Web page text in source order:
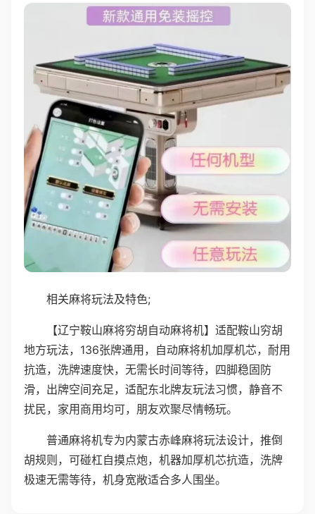
相关麻将玩法及特色;
【辽宁鞍山麻将穷胡自动麻将机】适配鞍山穷胡
地方玩法，136张牌通用，自动麻将机加厚机芯，耐用
抗造，洗牌速度快，无需长时间等待，四脚稳固防
滑，出牌空间充足，适配东北牌友玩法习惯，静音不
扰民，家用商用均可，朋友欢聚尽情畅玩。
普通麻将机专为内蒙古赤峰麻将玩法设计，推倒
胡规则，可碰杠自摸点炮，机器加厚机芯抗造，洗牌
极速无需等待，机身宽敞适合多人围坐。